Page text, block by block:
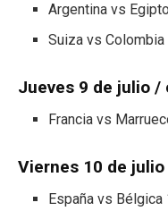
Argentina vs
Suiza vs Colombia
Jueves 9 de julio
Francia vs
Viernes 10 de
España vs Bélgica